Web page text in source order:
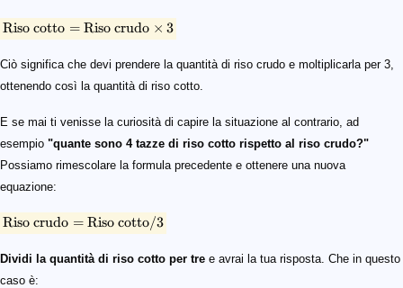
Riso cotto = Riso crudo × 3
Ciò significa che devi prendere la quantità di riso crudo e moltiplicarla per 3,
ottenendo così la quantità di riso cotto.
E se mai ti venisse la curiosità di capire la situazione al contrario, ad
esempio "quante sono 4 tazze di riso cotto rispetto al riso crudo?"
Possiamo rimescolare la formula precedente e ottenere una nuova
equazione:
Riso crudo = Riso cotto/3
Dividi la quantità di riso cotto per tre e avrai la tua risposta. Che in questo
caso è: